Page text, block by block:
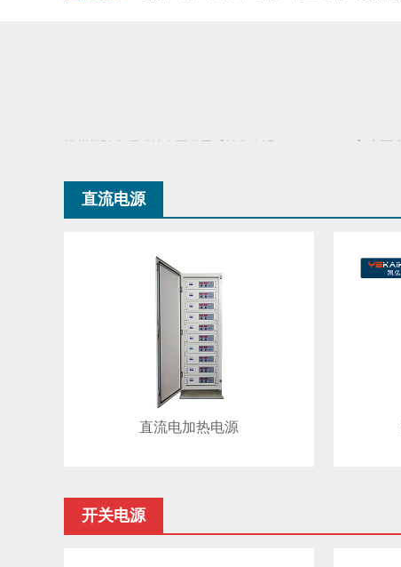
种输出模式，输出范
直流电源
直流电加热电源
开关电源